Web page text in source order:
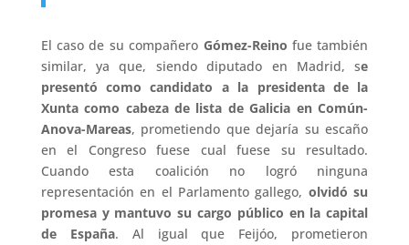
El caso de su compañero Gómez-Reino fue también
similar, ya que, siendo diputado en Madrid, se
presentó como candidato a la presidenta de la
Xunta como cabeza de lista de Galicia en Común-
Anova-Mareas, prometiendo que dejaría su escaño
en el Congreso fuese cual fuese su resultado.
Cuando esta coalición no logró ninguna
representación en el Parlamento gallego, olvidó su
promesa y mantuvo su cargo público en la capital
de España. Al igual que Feijóo, prometieron